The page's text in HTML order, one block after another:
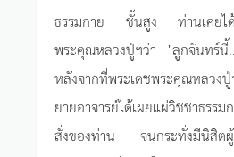
ธรรมกาย ชั้นสูง ท่านเคยได้
พระคุณหลวงปู่ฯว่า "ลูกจันทร์นี้
หลังจากที่พระเดชพระคุณหลว
ยายอาจารย์ได้เผยแผ่วิชชาธรร
สั่งของท่าน จนกระทั่งมีนิสิตผู้